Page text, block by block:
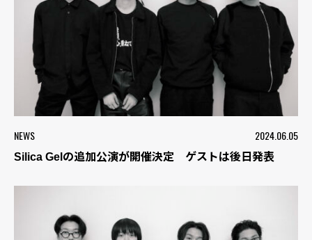
NEWS 2024.06.05
Silica Gelの追加公演が開催決定 ゲストは後日発表